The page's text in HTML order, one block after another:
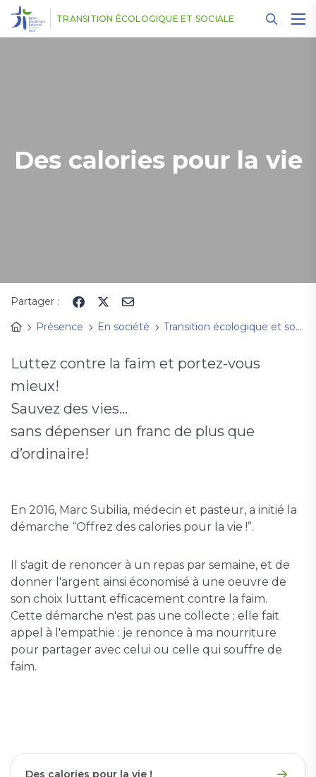
TRANSITION ÉCOLOGIQUE ET SOCIALE
Des calories pour la vie
Partager :
Présence
En société Transition écologique et sociale
Luttez contre la faim et portez-vous
mieux!
Sauvez des vies…
sans dépenser un franc de plus que
d’ordinaire!
En 2016, Marc Subilia, médecin et pasteur, a initié la
démarche “Offrez des calories pour la vie !”.
Il s'agit de renoncer à un repas par semaine, et de
donner l'argent ainsi économisé à une oeuvre de
son choix luttant efficacement contre la faim.
Cette démarche n'est pas une collecte ; elle fait
appel à l'empathie : je renonce à ma nourriture
pour partager avec celui ou celle qui souffre de
faim.
Des calories pour la vie !
Panneau de gestion des cookies